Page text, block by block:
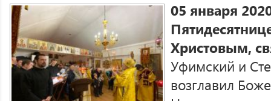
05 января
Христовым,
Уфимский и
возглавил